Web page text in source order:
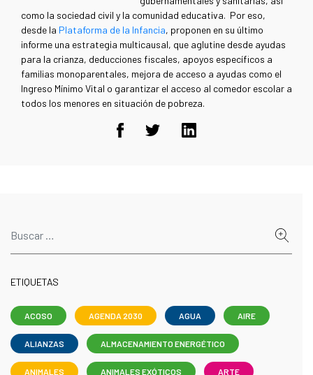
como la sociedad civil y la comunidad educativa. Por eso,
desde la Plataforma de la Infancia, proponen en su último
informe una estrategia multicausal, que aglutine desde ayudas
para la crianza, deducciones fiscales, apoyos específicos a
familias monoparentales, mejora de acceso a ayudas como el
Ingreso Mínimo Vital o garantizar el acceso al comedor escolar a
todos los menores en situación de pobreza.
ETIQUETAS
ACOSO AGENDA 2030 AGUA AIRE
ALIANZAS ALMACENAMIENTO ENERGÉTICO
ANIMALES ANIMALES EXÓTICOS ARTE